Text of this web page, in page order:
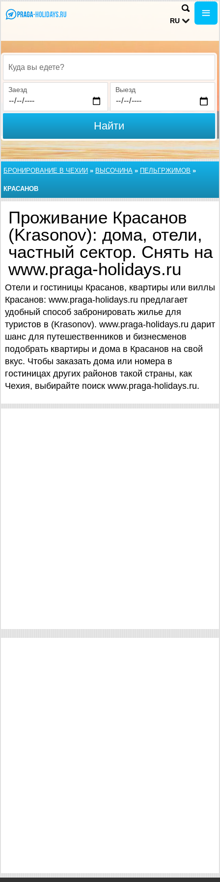
RU
Куда вы едете?
Заезд Выезд
Найти
БРОНИРОВАНИЕ В ЧЕХИИ » ВЫСОЧИНА » ПЕЛЬГРЖИМОВ »
КРАСАНОВ
Проживание Красанов
(Krasonov): дома, отели,
частный сектор. Снять на
www.praga-holidays.ru
Отели и гостиницы Красанов, квартиры или виллы
Красанов: www.praga-holidays.ru предлагает
удобный способ забронировать жилье для
туристов в (Krasonov). www.praga-holidays.ru дарит
шанс для путешественников и бизнесменов
подобрать квартиры и дома в Красанов на свой
вкус. Чтобы заказать дома или номера в
гостиницах других районов такой страны, как
Чехия, выбирайте поиск www.praga-holidays.ru.